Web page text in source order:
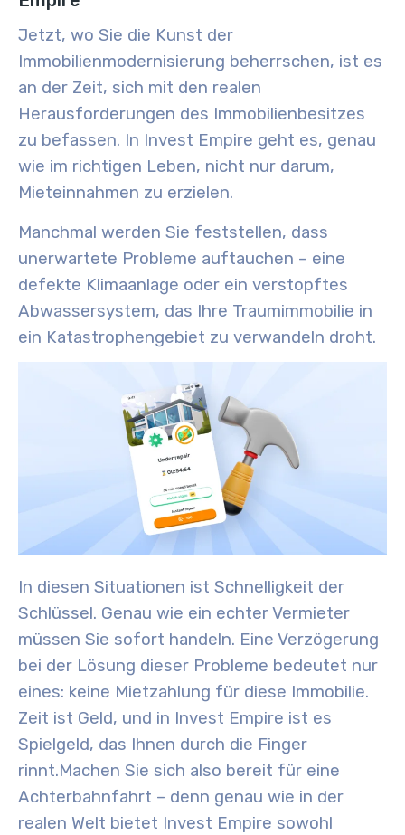
Jetzt, wo Sie die Kunst der
Immobilienmodernisierung beherrschen, ist es
an der Zeit, sich mit den realen
Herausforderungen des Immobilienbesitzes
zu befassen. In Invest Empire geht es, genau
wie im richtigen Leben, nicht nur darum,
Mieteinnahmen zu erzielen.
Manchmal werden Sie feststellen, dass
unerwartete Probleme auftauchen – eine
defekte Klimaanlage oder ein verstopftes
Abwassersystem, das Ihre Traumimmobilie in
ein Katastrophengebiet zu verwandeln droht.
In diesen Situationen ist Schnelligkeit der
Schlüssel. Genau wie ein echter Vermieter
müssen Sie sofort handeln. Eine Verzögerung
bei der Lösung dieser Probleme bedeutet nur
eines: keine Mietzahlung für diese Immobilie.
Zeit ist Geld, und in Invest Empire ist es
Spielgeld, das Ihnen durch die Finger
rinnt.Machen Sie sich also bereit für eine
Achterbahnfahrt – denn genau wie in der
realen Welt bietet Invest Empire sowohl